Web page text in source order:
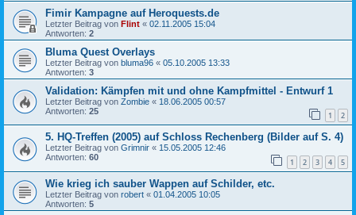
Fimir Kampagne auf Heroquests.de
Letzter Beitrag von Flint « 02.11.2005 15:04
Antworten: 2
Bluma Quest Overlays
Letzter Beitrag von bluma96 « 05.10.2005 13:33
Antworten: 3
Validation: Kämpfen mit und ohne Kampfmittel - Entwurf 1
Letzter Beitrag von Zombie « 18.06.2005 00:57
Antworten: 25 1 2
5. HQ-Treffen (2005) auf Schloss Rechenberg (Bilder auf S. 4)
Letzter Beitrag von Grimnir « 15.05.2005 12:46
Antworten: 60 1 2 3 4 5
Wie krieg ich sauber Wappen auf Schilder, etc.
Letzter Beitrag von robert « 01.04.2005 10:05
Antworten: 5